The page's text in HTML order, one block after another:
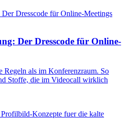
Der Dresscode für Online-
Regeln als im Konferenzraum. So
Stoffe, die im Videocall wirklich